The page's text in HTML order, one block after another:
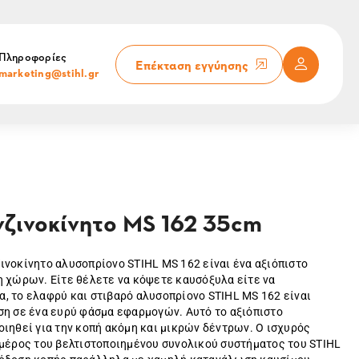
Επέκταση εγγύησης
MS 162 35cm
αλυσοπρίονο STIHL MS 162 είναι ένα αξιόπιστο
χώρων. Είτε θέλετε να κόψετε καυσόξυλα είτε να
το ελαφρύ και στιβαρό αλυσοπρίονο STIHL MS 162 είναι
σε ένα ευρύ φάσμα εφαρμογών. Αυτό το αξιόπιστο
για την κοπή ακόμη και μικρών δέντρων. Ο ισχυρός
του βελτιστοποιημένου συνολικού συστήματος του STIHL